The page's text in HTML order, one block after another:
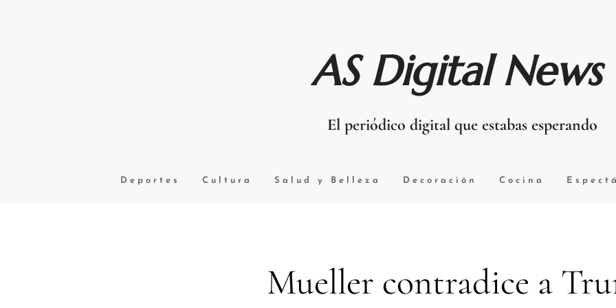
AS Digital News
El periódico digital que estabas esperando
Deportes Cultura Salud y Belleza Decoración Cocina
Mueller contradice a